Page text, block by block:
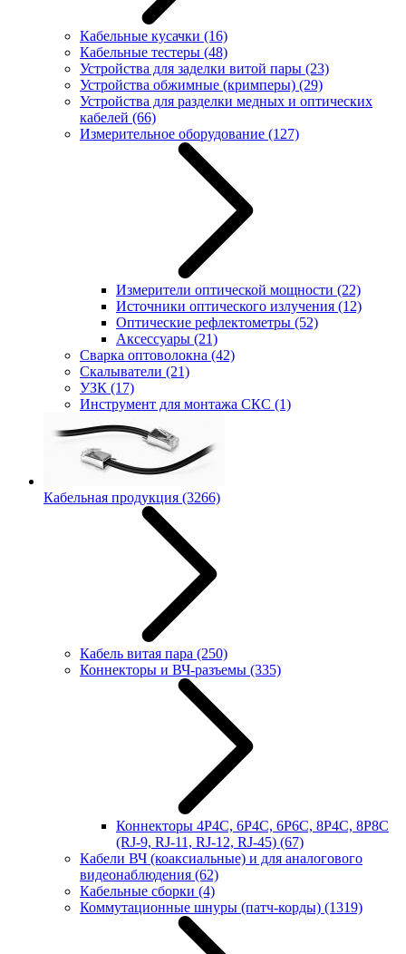
Кабельные кусачки (16)
Кабельные тестеры (48)
Устройства для заделки витой пары (23)
Устройства обжимные (кримперы) (29)
Устройства для разделки медных и оптических
кабелей (66)
Измерительное оборудование (127)
Измерители оптической мощности (22)
Источники оптического излучения (12)
Оптические рефлектометры (52)
Аксессуары (21)
Сварка оптоволокна (42)
Скалыватели (21)
УЗК (17)
Инструмент для монтажа СКС (1)
Кабельная продукция (3266)
Кабель витая пара (250)
Коннекторы и ВЧ-разъемы (335)
Коннекторы 4P4C, 6P4C, 6P6C, 8P4C, 8P8C
(RJ-9, RJ-11, RJ-12, RJ-45) (67)
Кабели ВЧ (коаксиальные) и для аналогового
видеонаблюдения (62)
Кабельные сборки (4)
Коммутационные шнуры (патч-корды) (1319)